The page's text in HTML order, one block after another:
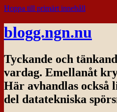
Hoppa till primärt innehåll
blogg.ngn.nu
Tyckande och
vardag. Emellanåt
Här avhandlas också
del datatekniska